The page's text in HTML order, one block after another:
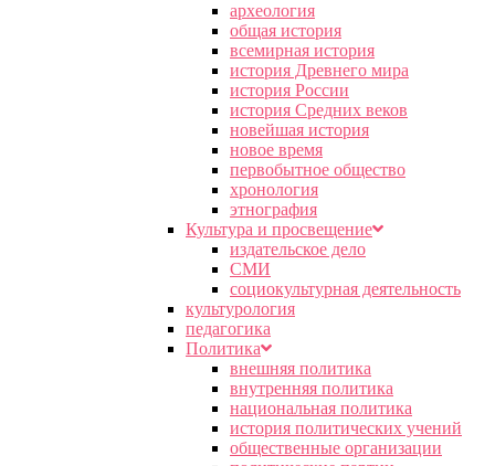
археология
общая история
всемирная история
история Древнего мира
история России
история Средних веков
новейшая история
новое время
первобытное общество
хронология
этнография
Культура и просвещение
издательское дело
СМИ
социокультурная деятельность
культурология
педагогика
Политика
внешняя политика
внутренняя политика
национальная политика
история политических учений
общественные организации